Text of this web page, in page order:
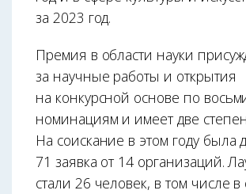
за 2023 год.
Премия в области науки
за научные работы и открытия
на конкурсной основе по
номинациям и имеет две
На соискание в этом году была
71 заявка от 14 организаций.
стали 26 человек, в том числе в